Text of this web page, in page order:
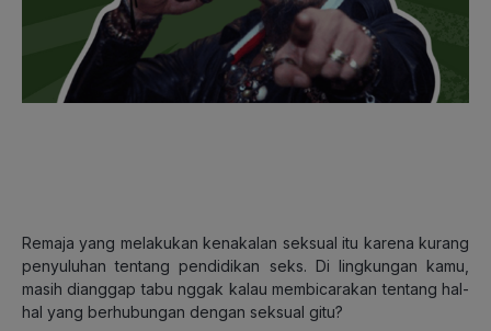
Remaja yang melakukan kenakalan seksual itu karena kurang
penyuluhan tentang pendidikan seks. Di lingkungan kamu,
masih dianggap tabu nggak kalau membicarakan tentang hal-
hal yang berhubungan dengan seksual gitu?